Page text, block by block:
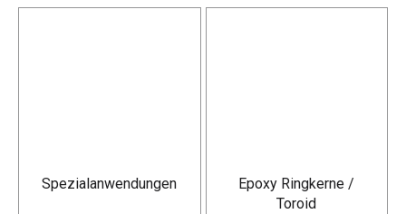
Spezial­anwendungen
Epoxy Ringkerne /
Toroid